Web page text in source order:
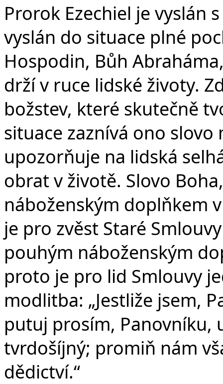
Prorok Ezechiel je vyslán
vyslán do situace plné
Hospodin, Bůh
drží v ruce lidské životy.
božstev, které skutečně
situace zaznívá ono
upozorňuje na lidská
obrat v životě. Slovo
náboženským doplňkem
je pro zvěst Staré
pouhým náboženským
proto je pro lid Smlouvy
modlitba: „Jestliže jsem,
putuj prosím, Panovníku,
tvrdošíjný; promiň nám
dědictví.“